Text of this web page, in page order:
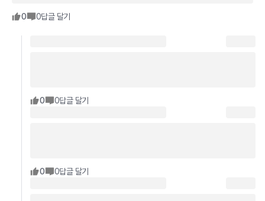
0 0답글 달기
0 0답글 달기
0 0답글 달기